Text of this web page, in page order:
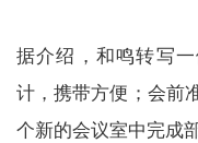
据介绍，和鸣转写
计，携带方便；会前
个新的会议室中完成